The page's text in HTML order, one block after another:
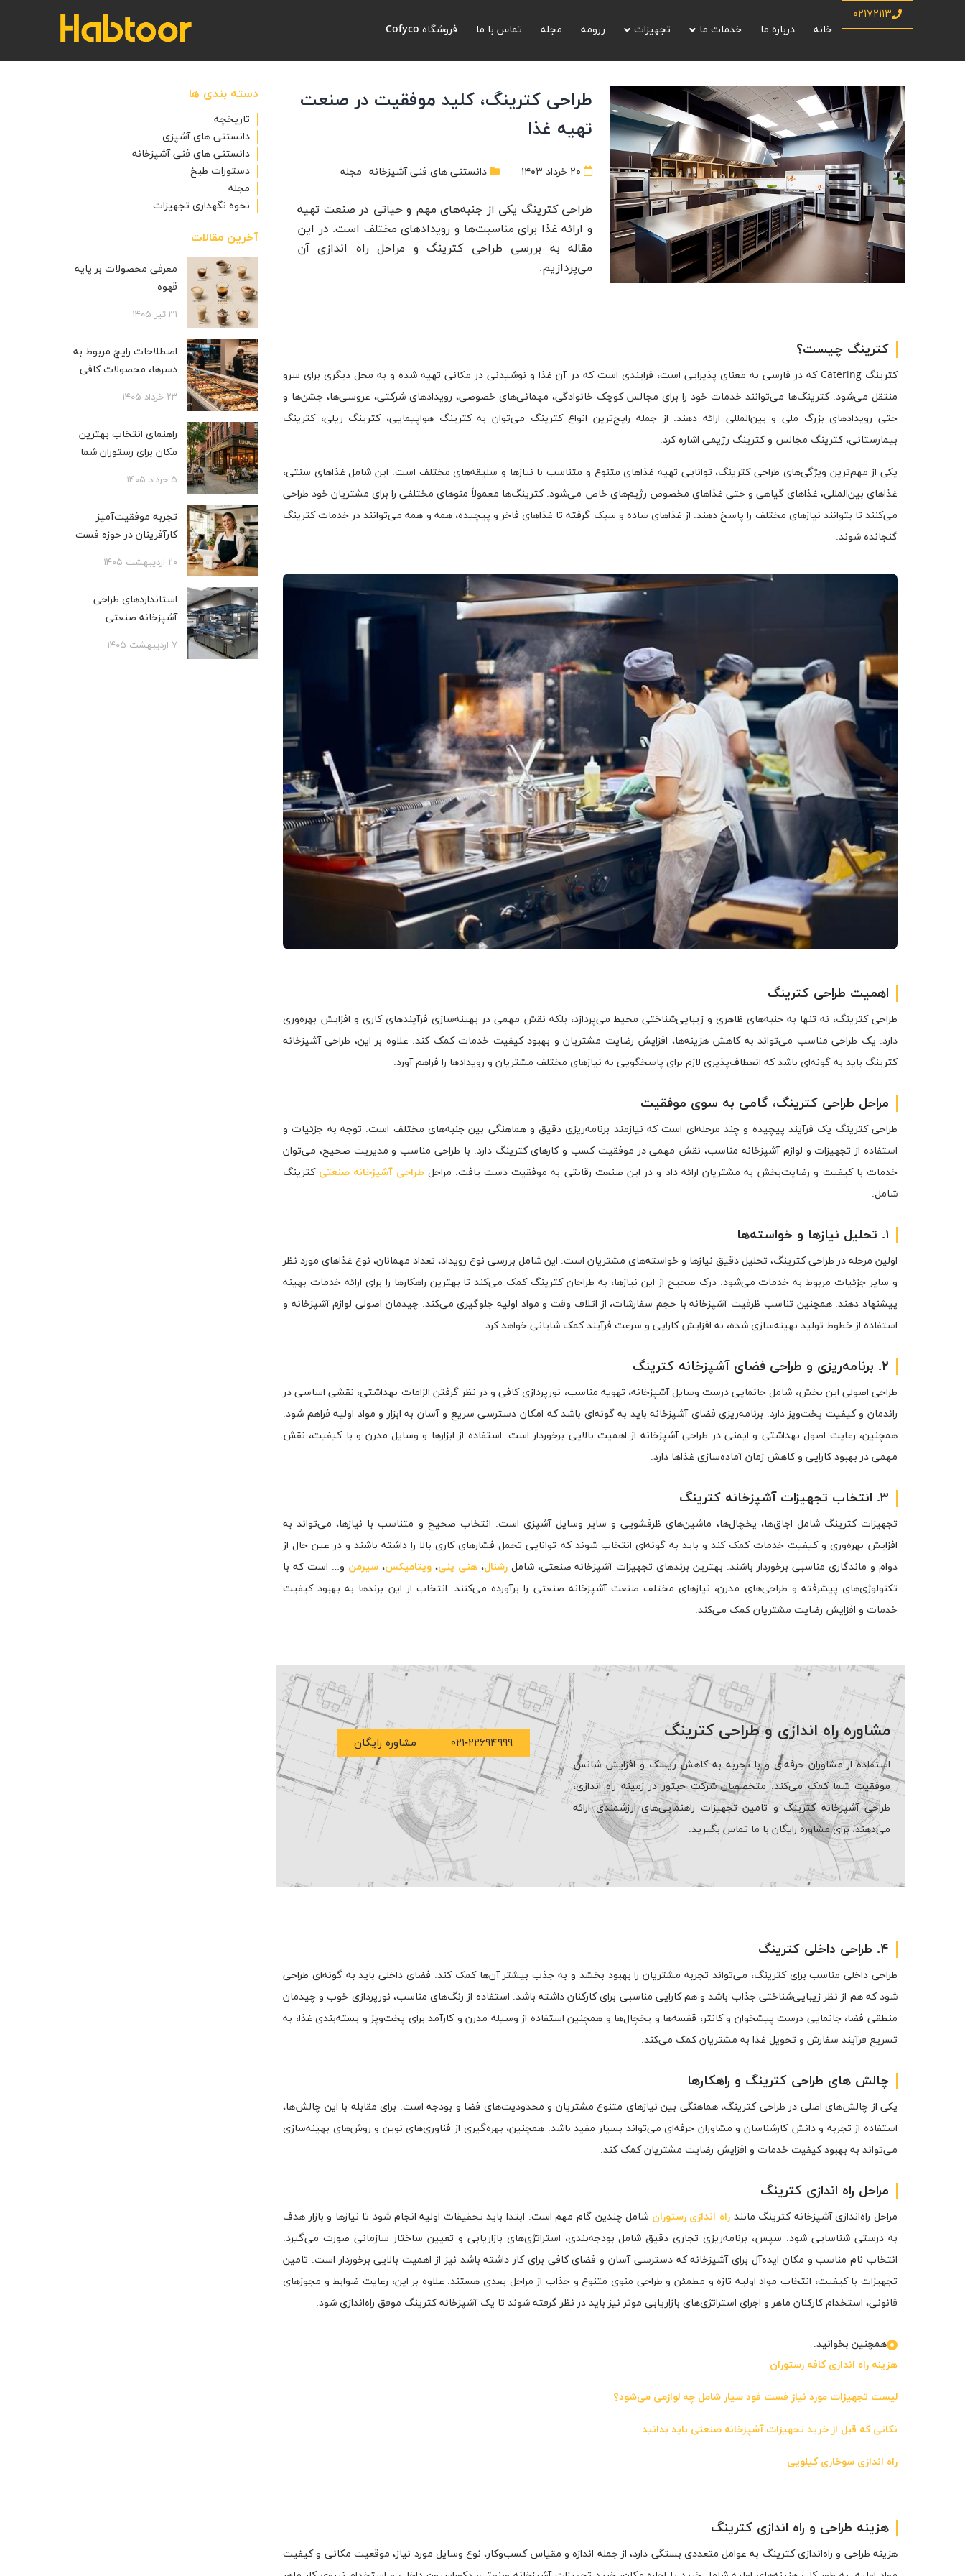
۰۲۱۷۲۱۱۳
خانه
درباره ما خدمات ما تجهیزات رزومه مجله تماس با ما فروشگاه Cofyco
طراحی کترینگ، کلید موفقیت در صنعت
تهیه غذا
۲۰ خرداد ۱۴۰۳ دانستنی های فنی آشپزخانه مجله
طراحی کترینگ یکی از جنبه‌های مهم و حیاتی در صنعت تهیه
و ارائه غذا برای مناسبت‌ها و رویدادهای مختلف است. در این
مقاله به بررسی طراحی کترینگ و مراحل راه اندازی آن
می‌پردازیم.
کترینگ چیست؟
کترینگ Catering که در فارسی به معنای پذیرایی است، فرایندی است که در آن غذا و نوشیدنی در مکانی تهیه شده و به محل دیگری برای سرو
منتقل می‌شود. کترینگ‌ها می‌توانند خدمات خود را برای مجالس کوچک خانوادگی، مهمانی‌های خصوصی، رویدادهای شرکتی، عروسی‌ها، جشن‌ها و
حتی رویدادهای بزرگ ملی و بین‌المللی ارائه دهند. از جمله رایج‌ترین انواع کترینگ می‌توان به کترینگ هواپیمایی، کترینگ ریلی، کترینگ
بیمارستانی، کترینگ مجالس و کترینگ رژیمی اشاره کرد.
یکی از مهم‌ترین ویژگی‌های طراحی کترینگ، توانایی تهیه غذاهای متنوع و متناسب با نیازها و سلیقه‌های مختلف است. این شامل غذاهای سنتی،
غذاهای بین‌المللی، غذاهای گیاهی و حتی غذاهای مخصوص رژیم‌های خاص می‌شود. کترینگ‌ها معمولاً منوهای مختلفی را برای مشتریان خود طراحی
می‌کنند تا بتوانند نیازهای مختلف را پاسخ دهند. از غذاهای ساده و سبک گرفته تا غذاهای فاخر و پیچیده، همه و همه می‌توانند در خدمات کترینگ
گنجانده شوند.
اهمیت طراحی کترینگ
طراحی کترینگ، نه تنها به جنبه‌های ظاهری و زیبایی‌شناختی محیط می‌پردازد، بلکه نقش مهمی در بهینه‌سازی فرآیندهای کاری و افزایش بهره‌وری
دارد. یک طراحی مناسب می‌تواند به کاهش هزینه‌ها، افزایش رضایت مشتریان و بهبود کیفیت خدمات کمک کند. علاوه بر این، طراحی آشپزخانه
کترینگ باید به گونه‌ای باشد که انعطاف‌پذیری لازم برای پاسخگویی به نیازهای مختلف مشتریان و رویدادها را فراهم آورد.
مراحل طراحی کترینگ، گامی به سوی موفقیت
طراحی کترینگ یک فرآیند پیچیده و چند مرحله‌ای است که نیازمند برنامه‌ریزی دقیق و هماهنگی بین جنبه‌های مختلف است. توجه به جزئیات و
استفاده از تجهیزات و لوازم آشپزخانه مناسب، نقش مهمی در موفقیت کسب و کارهای کترینگ دارد. با طراحی مناسب و مدیریت صحیح، می‌توان
خدمات با کیفیت و رضایت‌بخش به مشتریان ارائه داد و در این صنعت رقابتی به موفقیت دست یافت. مراحل طراحی آشپزخانه صنعتی کترینگ
شامل:
۱. تحلیل نیازها و خواسته‌ها
اولین مرحله در طراحی کترینگ، تحلیل دقیق نیازها و خواسته‌های مشتریان است. این شامل بررسی نوع رویداد، تعداد مهمانان، نوع غذاهای مورد نظر
و سایر جزئیات مربوط به خدمات می‌شود. درک صحیح از این نیازها، به طراحان کترینگ کمک می‌کند تا بهترین راهکارها را برای ارائه خدمات بهینه
پیشنهاد دهند. همچنین تناسب ظرفیت آشپزخانه با حجم سفارشات، از اتلاف وقت و مواد اولیه جلوگیری می‌کند. چیدمان اصولی لوازم آشپزخانه و
استفاده از خطوط تولید بهینه‌سازی شده، به افزایش کارایی و سرعت فرآیند کمک شایانی خواهد کرد.
۲. برنامه‌ریزی و طراحی فضای آشپزخانه کترینگ
طراحی اصولی این بخش، شامل جانمایی درست وسایل آشپزخانه، تهویه مناسب، نورپردازی کافی و در نظر گرفتن الزامات بهداشتی، نقشی اساسی در
راندمان و کیفیت پخت‌وپز دارد. برنامه‌ریزی فضای آشپزخانه باید به گونه‌ای باشد که امکان دسترسی سریع و آسان به ابزار و مواد اولیه فراهم شود.
همچنین، رعایت اصول بهداشتی و ایمنی در طراحی آشپزخانه از اهمیت بالایی برخوردار است. استفاده از ابزارها و وسایل مدرن و با کیفیت، نقش
مهمی در بهبود کارایی و کاهش زمان آماده‌سازی غذاها دارد.
۳. انتخاب تجهیزات آشپزخانه کترینگ
تجهیزات کترینگ شامل اجاق‌ها، یخچال‌ها، ماشین‌های ظرفشویی و سایر وسایل آشپزی است. انتخاب صحیح و متناسب با نیازها، می‌تواند به
افزایش بهره‌وری و کیفیت خدمات کمک کند و باید به گونه‌ای انتخاب شوند که توانایی تحمل فشارهای کاری بالا را داشته باشند و در عین حال از
دوام و ماندگاری مناسبی برخوردار باشند. بهترین برندهای تجهیزات آشپزخانه صنعتی، شاملرشنال،هنی پنی،ویتامیکس،سیرمن و… است که با
تکنولوژی‌های پیشرفته و طراحی‌های مدرن، نیازهای مختلف صنعت آشپزخانه صنعتی را برآورده می‌کنند. انتخاب از این برندها به بهبود کیفیت
خدمات و افزایش رضایت مشتریان کمک می‌کند.
مشاوره راه اندازی و طراحی کترینگ
استفاده از مشاوران حرفه‌ای و با تجربه به کاهش ریسک و افزایش شانس
موفقیت شما کمک می‌کند. متخصصان شرکت حبتور در زمینه راه اندازی،
طراحی آشپزخانه کترینگ و تامین تجهیزات راهنمایی‌های ارزشمندی ارائه
می‌دهند. برای مشاوره رایگان با ما تماس بگیرید.
۰۲۱-۲۲۶۹۴۹۹۹ مشاوره رایگان
۴. طراحی داخلی کترینگ
طراحی داخلی مناسب برای کترینگ، می‌تواند تجربه مشتریان را بهبود بخشد و به جذب بیشتر آن‌ها کمک کند. فضای داخلی باید به گونه‌ای طراحی
شود که هم از نظر زیبایی‌شناختی جذاب باشد و هم کارایی مناسبی برای کارکنان داشته باشد. استفاده از رنگ‌های مناسب، نورپردازی خوب و چیدمان
منطقی فضا، جانمایی درست پیشخوان و کانتر، قفسه‌ها و یخچال‌ها و همچنین استفاده از وسیله مدرن و کارآمد برای پخت‌وپز و بسته‌بندی غذا، به
تسریع فرآیند سفارش و تحویل غذا به مشتریان کمک می‌کند.
چالش های طراحی کترینگ و راهکارها
یکی از چالش‌های اصلی در طراحی کترینگ، هماهنگی بین نیازهای متنوع مشتریان و محدودیت‌های فضا و بودجه است. برای مقابله با این چالش‌ها،
استفاده از تجربه و دانش کارشناسان و مشاوران حرفه‌ای می‌تواند بسیار مفید باشد. همچنین، بهره‌گیری از فناوری‌های نوین و روش‌های بهینه‌سازی
می‌تواند به بهبود کیفیت خدمات و افزایش رضایت مشتریان کمک کند.
مراحل راه اندازی کترینگ
مراحل راه‌اندازی آشپزخانه کترینگ مانندراه اندازی رستوران شامل چندین گام مهم است. ابتدا باید تحقیقات اولیه انجام شود تا نیازها و بازار هدف
به درستی شناسایی شود. سپس، برنامه‌ریزی تجاری دقیق شامل بودجه‌بندی، استراتژی‌های بازاریابی و تعیین ساختار سازمانی صورت می‌گیرد.
انتخاب نام مناسب و مکان ایده‌آل برای آشپزخانه که دسترسی آسان و فضای کافی برای کار داشته باشد نیز از اهمیت بالایی برخوردار است. تامین
تجهیزات با کیفیت، انتخاب مواد اولیه تازه و مطمئن و طراحی منوی متنوع و جذاب از مراحل بعدی هستند. علاوه بر این، رعایت ضوابط و مجوزهای
قانونی، استخدام کارکنان ماهر و اجرای استراتژی‌های بازاریابی موثر نیز باید در نظر گرفته شوند تا یک آشپزخانه کترینگ موفق راه‌اندازی شود.
همچنین بخوانید:
هزینه راه اندازی کافه رستوران
لیست تجهیزات مورد نیاز فست فود سیار شامل چه لوازمی می‌شود؟
نکاتی که قبل از خرید تجهیزات آشپزخانه صنعتی باید بدانید
راه ‌اندازی سوخاری کیلویی
هزینه طراحی و راه اندازی کترینگ
هزینه طراحی و راه‌اندازی کترینگ به عوامل متعددی بستگی دارد، از جمله اندازه و مقیاس کسب‌وکار، نوع وسایل مورد نیاز، موقعیت مکانی و کیفیت
دسته بندی ها
تاریخچه
دانستنی های آشپزی
دانستنی های فنی آشپزخانه
دستورات طبخ
مجله
نحوه نگهداری تجهیزات
آخرین مقالات
معرفی محصولات بر پایه
قهوه
۳۱ تیر ۱۴۰۵
اصطلاحات رایج مربوط به
دسرها، محصولات کافی
۲۳ خرداد ۱۴۰۵
راهنمای انتخاب بهترین
مکان برای رستوران شما
۵ خرداد ۱۴۰۵
تجربه موفقیت‌آمیز
کارآفرینان در حوزه فست
۲۰ اردیبهشت ۱۴۰۵
استانداردهای طراحی
آشپزخانه صنعتی
۷ اردیبهشت ۱۴۰۵